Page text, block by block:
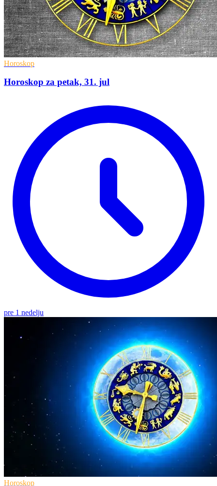
Horoskop
Horoskop za petak, 31. jul
pre 1 nedelju
Horoskop